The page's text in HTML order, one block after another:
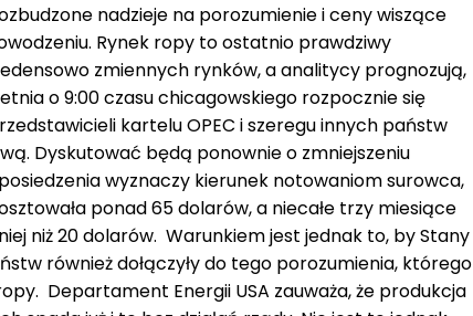
nadzieje na porozumienie i ceny wiszące
Rynek ropy to ostatnio prawdziwy
zmiennych rynków, a analitycy prognozują,
o 9:00 czasu chicagowskiego rozpocznie się
kartelu OPEC i szeregu innych państw
Dyskutować będą ponownie o zmniejszeniu
wyznaczy kierunek notowaniom surowca,
ponad 65 dolarów, a niecałe trzy miesiące
niż 20 dolarów. Warunkiem jest jednak to, by Stany
również dołączyły do tego porozumienia, którego
Departament Energii USA zauważa, że produkcja